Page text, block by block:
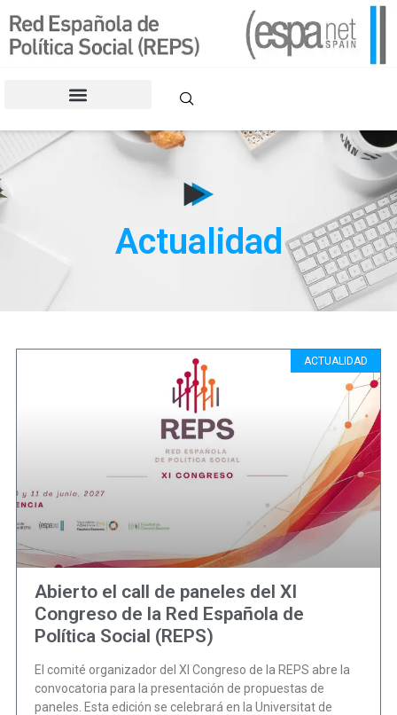
Actualidad
ACTUALIDAD
Abierto el call de paneles del XI
Congreso de la Red Española de
Política Social (REPS)
El comité organizador del XI Congreso de la REPS abre la
convocatoria para la presentación de propuestas de
paneles. Esta edición se celebrará en la Universitat de